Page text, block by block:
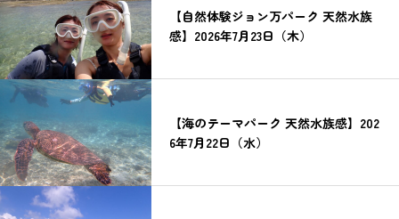
【自然体験ジョン万パーク 天然水族
感】2026年7月23日（木）
【海のテーマパーク 天然水族感】202
6年7月22日（水）